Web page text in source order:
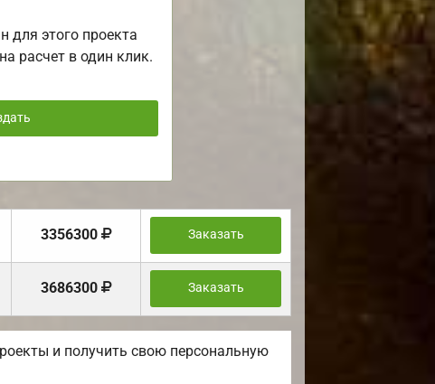
для этого проекта
расчет в один клик.
3356300 Заказать
3686300 Заказать
и получить свою персональную